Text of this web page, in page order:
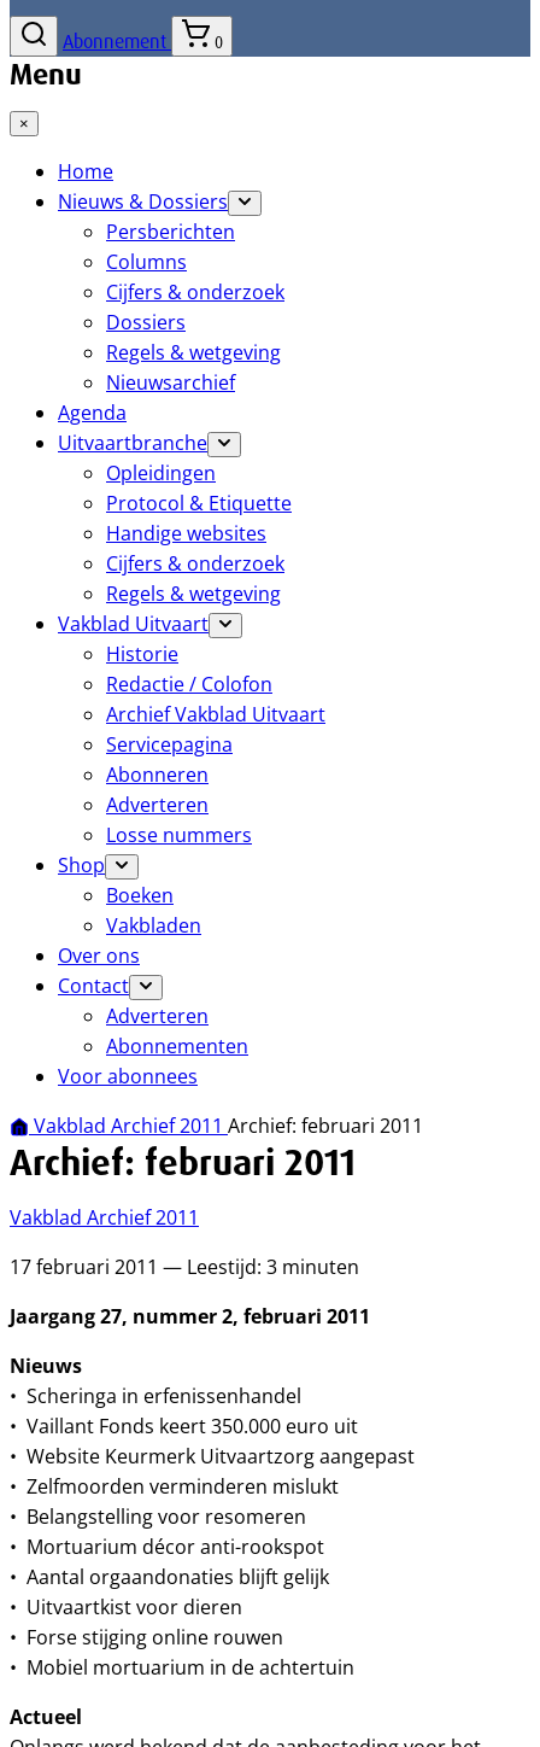
Abonnement 0
Menu
×
Home
Nieuws & Dossiers
Persberichten
Columns
Cijfers & onderzoek
Dossiers
Regels & wetgeving
Nieuwsarchief
Agenda
Uitvaartbranche
Opleidingen
Protocol & Etiquette
Handige websites
Cijfers & onderzoek
Regels & wetgeving
Vakblad Uitvaart
Historie
Redactie / Colofon
Archief Vakblad Uitvaart
Servicepagina
Abonneren
Adverteren
Losse nummers
Shop
Boeken
Vakbladen
Over ons
Contact
Adverteren
Abonnementen
Voor abonnees
Vakblad Archief 2011 Archief: februari 2011
Archief: februari 2011
Vakblad Archief 2011
17 februari 2011 — Leestijd: 3 minuten
Jaargang 27, nummer 2, februari 2011
Nieuws
• Scheringa in erfenissenhandel
• Vaillant Fonds keert 350.000 euro uit
• Website Keurmerk Uitvaartzorg aangepast
• Zelfmoorden verminderen mislukt
• Belangstelling voor resomeren
• Mortuarium décor anti-rookspot
• Aantal orgaandonaties blijft gelijk
• Uitvaartkist voor dieren
• Forse stijging online rouwen
• Mobiel mortuarium in de achtertuin
Actueel